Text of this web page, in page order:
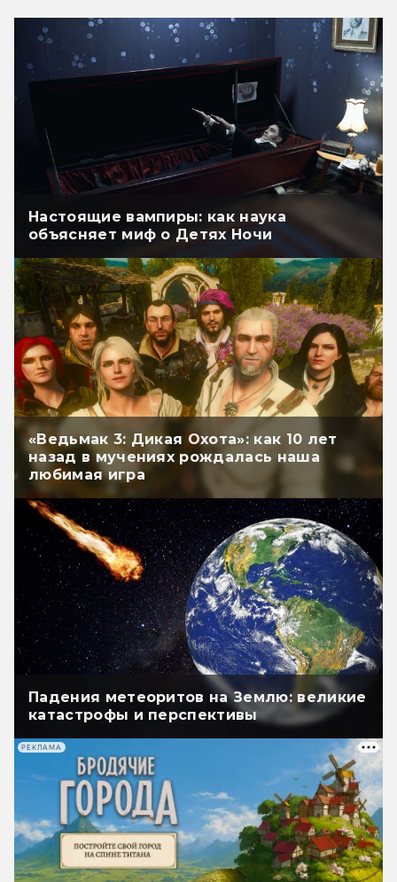
Настоящие вампиры: как наука
объясняет миф о Детях Ночи
«Ведьмак 3: Дикая Охота»: как 10 лет
назад в мучениях рождалась наша
любимая игра
Падения метеоритов на Землю: великие
катастрофы и перспективы
РЕКЛАМА